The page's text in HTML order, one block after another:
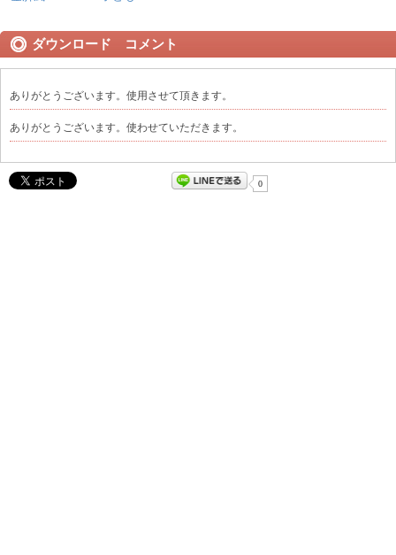
ダウンロード コメント
ありがとうございます。使用させて頂きます。
ありがとうございます。使わせていただきます。
0